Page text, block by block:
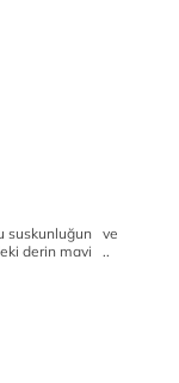
suskunluğun ve
derin mavi ..